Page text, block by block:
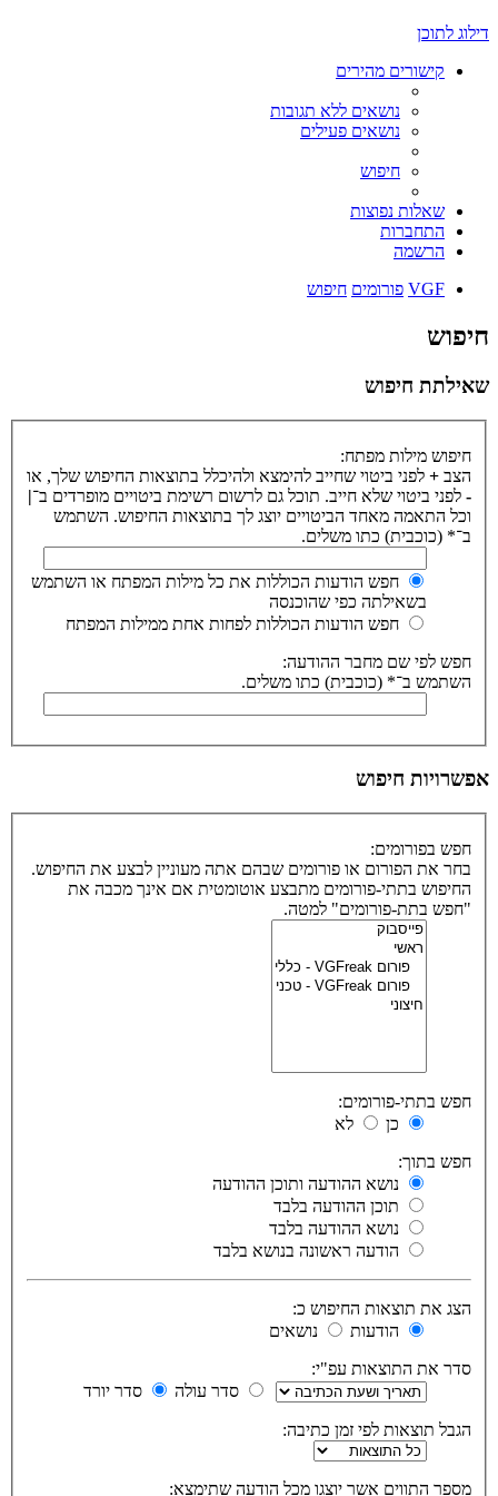
דילוג לתוכן
קישורים מהירים
נושאים ללא תגובות
נושאים פעילים
חיפוש
שאלות נפוצות
התחברות
הרשמה
VGF פורומים חיפוש
חיפוש
שאילתת חיפוש
חיפוש מילות מפתח:
הצב + לפני ביטוי שחייב להימצא ולהיכלל בתוצאות החיפוש שלך, או
- לפני ביטוי שלא חייב. תוכל גם לרשום רשימת ביטויים מופרדים ב־|
וכל התאמה מאחד הביטויים יוצג לך בתוצאות החיפוש. השתמש
ב־* (כוכבית) כתו משלים.
חפש הודעות הכוללות את כל מילות המפתח או השתמש
בשאילתה כפי שהוכנסה
חפש הודעות הכוללות לפחות אחת ממילות המפתח
חפש לפי שם מחבר ההודעה:
השתמש ב־* (כוכבית) כתו משלים.
אפשרויות חיפוש
חפש בפורומים:
בחר את הפורום או פורומים שבהם אתה מעוניין לבצע את החיפוש.
החיפוש בתתי-פורומים מתבצע אוטומטית אם אינך מכבה את
"חפש בתת-פורומים" למטה.
חפש בתתי-פורומים:
כן
לא
חפש בתוך:
נושא ההודעה ותוכן ההודעה
תוכן ההודעה בלבד
נושא ההודעה בלבד
הודעה ראשונה בנושא בלבד
הצג את תוצאות החיפוש כ:
הודעות
נושאים
סדר את התוצאות עפ"י:
סדר עולה
סדר יורד
הגבל תוצאות לפי זמן כתיבה:
מספר התווים אשר יוצגו מכל הודעה שתימצא: